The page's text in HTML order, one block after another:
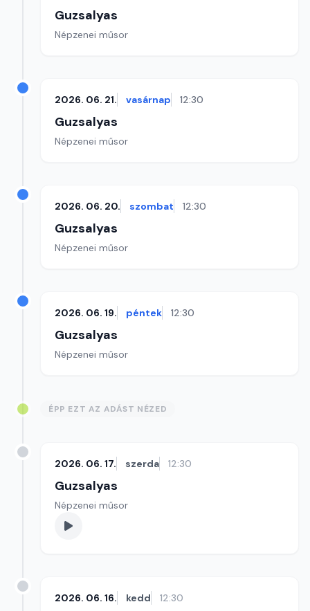
Guzsalyas
Népzenei műsor
2026. 06. 21. vasárnap 12:30
Guzsalyas
Népzenei műsor
2026. 06. 20. szombat 12:30
Guzsalyas
Népzenei műsor
2026. 06. 19. péntek 12:30
Guzsalyas
Népzenei műsor
ÉPP EZT AZ ADÁST NÉZED
2026. 06. 17. szerda 12:30
Guzsalyas
Népzenei műsor
2026. 06. 16. kedd 12:30